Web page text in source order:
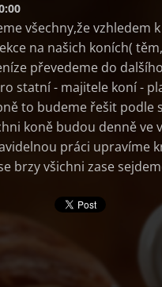
všechny,že vzhledem
na našich koních(
převedeme do
statní - majitele koní -
to budeme řešit podle
koně budou denně ve
práci upravíme
brzy všichni zase